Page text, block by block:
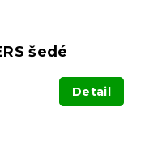
šedé
Detail